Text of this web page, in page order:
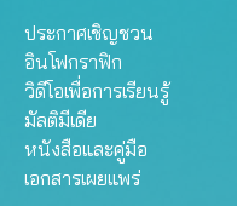
ประกาศเชิญชวน
อินโฟกราฟิก
วิดีโอเพื่อการเรียนรู้
มัลติมีเดีย
หนังสือและคู่มือ
เอกสารเผยแพร่